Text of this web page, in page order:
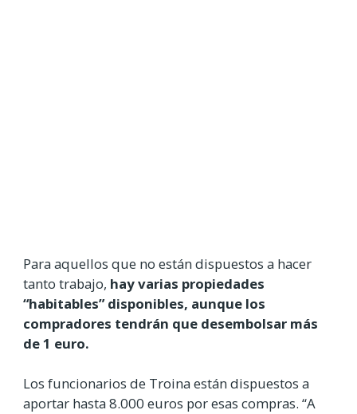
Para aquellos que no están dispuestos a hacer
tanto trabajo, hay varias propiedades
“habitables” disponibles, aunque los
compradores tendrán que desembolsar más
de 1 euro.
Los funcionarios de Troina están dispuestos a
aportar hasta 8.000 euros por esas compras. “A